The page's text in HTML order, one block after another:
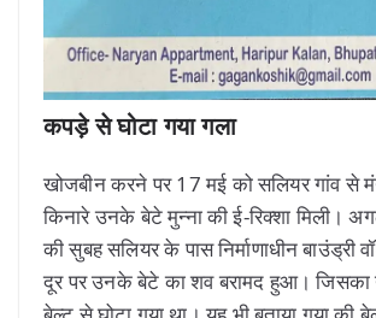
कपड़े से घोटा गया गला
खोजबीन करने पर 17 मई को सलियर गांव से
किनारे उनके बेटे मुन्ना की ई-रिक्शा मिली।
की सुबह सलियर के पास निर्माणाधीन बाउंड्री
दूर पर उनके बेटे का शव बरामद हुआ।